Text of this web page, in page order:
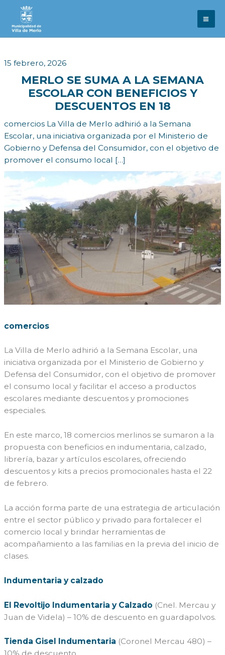
contenido
15 febrero, 2026
MERLO SE SUMA A LA SEMANA
ESCOLAR CON BENEFICIOS Y
DESCUENTOS EN 18
comercios La Villa de Merlo adhirió a la Semana
Escolar, una iniciativa organizada por el Ministerio de
Gobierno y Defensa del Consumidor, con el objetivo de
promover el consumo local […]
comercios
La Villa de Merlo adhirió a la Semana Escolar, una
iniciativa organizada por el Ministerio de Gobierno y
Defensa del Consumidor, con el objetivo de promover
el consumo local y facilitar el acceso a productos
escolares mediante descuentos y promociones
especiales.
En este marco, 18 comercios merlinos se sumaron a la
propuesta con beneficios en indumentaria, calzado,
librería, bazar y artículos escolares, ofreciendo
descuentos y kits a precios promocionales hasta el 22
de febrero.
La acción forma parte de una estrategia de articulación
entre el sector público y privado para fortalecer el
comercio local y brindar herramientas de
acompañamiento a las familias en la previa del inicio de
clases.
Indumentaria y calzado
El Revoltijo Indumentaria y Calzado (Cnel. Mercau y
Juan de Videla) – 10% de descuento en guardapolvos.
Tienda Gisel Indumentaria (Coronel Mercau 480) –